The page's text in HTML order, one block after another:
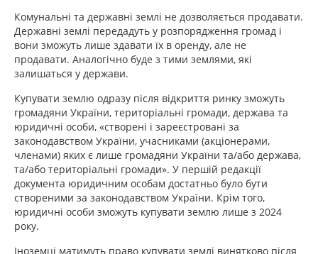
Комунальні та державні землі не дозволяється продавати.
Державні землі передадуть у розпорядження громад і
вони зможуть лише здавати їх в оренду, але не
продавати. Аналогічно буде з тими землями, які
залишаться у держави.
Купувати землю одразу після відкриття ринку зможуть
громадяни України, територіальні громади, держава та
юридичні особи, «створені і зареєстровані за
законодавством України, учасниками (акціонерами,
членами) яких є лише громадяни України та/або держава,
та/або територіальні громади». У першій редакції
документа юридичним особам достатньо було бути
створеними за законодавством України. Крім того,
юридичні особи зможуть купувати землю лише з 2024
року.
Іноземці матимуть право купувати землі винятково після